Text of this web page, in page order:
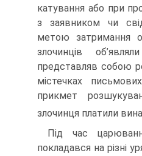
катування або при
з заявником чи
метою затримання
злочинців
представляв собою
містечках
прикмет
злочинця платили
Під час
покладався на різні